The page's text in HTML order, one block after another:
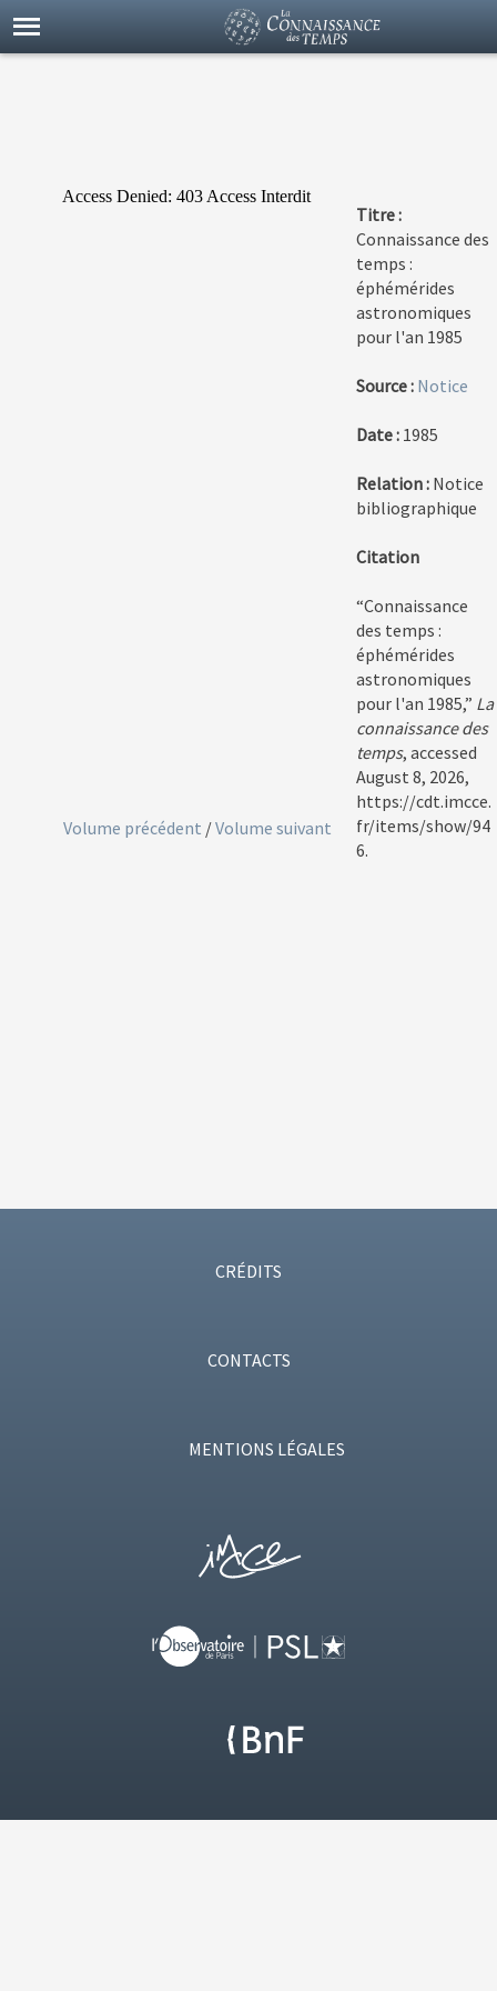
Volume précédent /Volume suivant
Titre :
Connaissance des
temps :
éphémérides
astronomiques
pour l'an 1985
Source : Notice
Date : 1985
Relation : Notice
bibliographique
Citation
“Connaissance
des temps :
éphémérides
astronomiques
pour l'an 1985,” La
connaissance des
temps, accessed
August 8, 2026,
https://cdt.imcce.
fr/items/show/94
6.
CRÉDITS
CONTACTS
MENTIONS LÉGALES